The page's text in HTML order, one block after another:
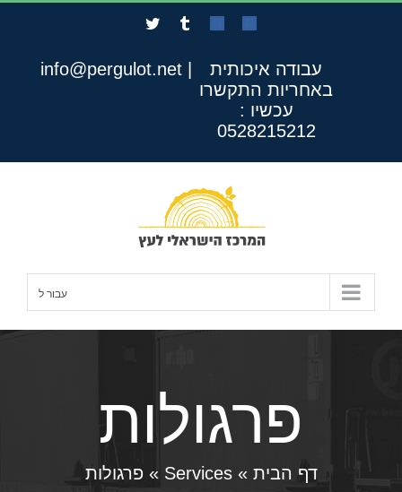
Custom
Tumblr
עבודה איכותית
באחריות התקשרו
עכשיו :
0528215212
info@pergulot.net
עבור ל
פרגולות
דף הבית »
Services
» פרגולות